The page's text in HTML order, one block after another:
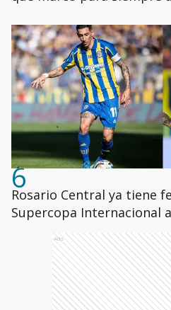
6
Rosario Central ya tiene
Supercopa Internacional
Ads